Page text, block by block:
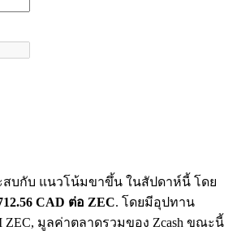
M
สบกับ แนวโน้มขาขึ้น ในสัปดาห์นี้ โดย
CAD ต่อ ZEC. โดยมีอุปทาน
ZEC, มูลค่าตลาดรวมของ Zcash ขณะนี้